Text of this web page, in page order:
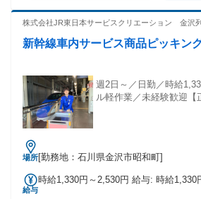
社員やフリーター等一切問いませんの
株式会社JR東日本サービスクリエーション 金沢
新幹線車内サービス商品ピッキン
週2日～／日勤／時給
ル軽作業／未経験歓迎【
場所[勤務地：石川県金沢市昭和町]
給与
時給1,330円～2,530円 給与: 時給1,330円～2,530円＋交通費